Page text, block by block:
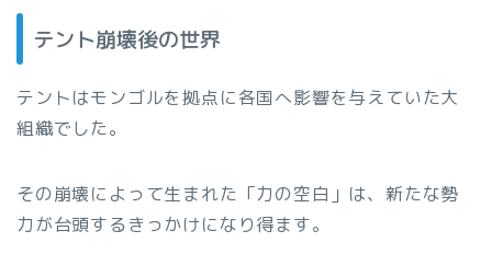
テント崩壊後の世界
テントはモンゴルを拠点に各国へ影響を与えていた大
組織でした。
その崩壊によって生まれた「力の空白」は、新たな勢
力が台頭するきっかけになり得ます。